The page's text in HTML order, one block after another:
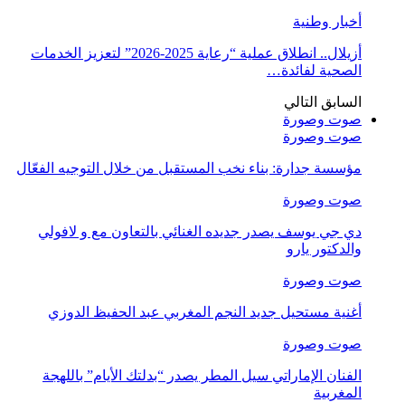
أخبار وطنية
أزيلال.. انطلاق عملية “رعاية 2025-2026” لتعزيز الخدمات
الصحية لفائدة…
السابق التالي
صوت وصورة
صوت وصورة
مؤسسة جدارة: بناء نخب المستقبل من خلال التوجيه الفعّال
صوت وصورة
دي جي يوسف يصدر جديده الغنائي بالتعاون مع و لافولي
والدكتور يارو
صوت وصورة
أغنية مستحيل جديد النجم المغربي عبد الحفيظ الدوزي
صوت وصورة
الفنان الإماراتي سيل المطر يصدر “بدلتك الأيام” باللهجة
المغربية